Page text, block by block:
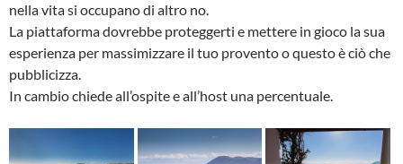
nella vita si occupano di altro no.
La piattaforma dovrebbe proteggerti e mettere in gioco la sua
esperienza per massimizzare il tuo provento o questo è ciò che
pubblicizza.
In cambio chiede all’ospite e all’host una percentuale.